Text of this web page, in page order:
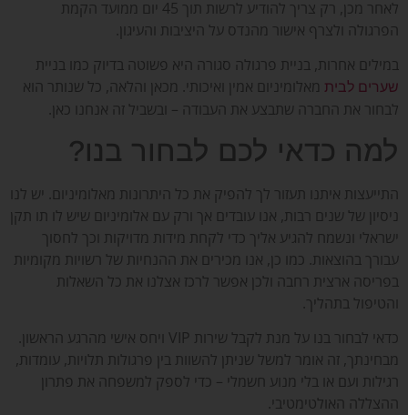
לאחר מכן, רק צריך להודיע לרשות תוך 45 יום ממועד הקמת
הפרגולה ולצרף אישור מהנדס על היציבות והעיגון.
במילים אחרות, בניית פרגולה סגורה היא פשוטה בדיוק כמו בניית
שערים לבית מאלומיניום אמין ואיכותי. מכאן והלאה, כל שנותר הוא
לבחור את החברה שתבצע את העבודה – ובשביל זה אנחנו כאן.
למה כדאי לכם לבחור בנו?
התייעצות איתנו תעזור לך להפיק את כל היתרונות מאלומיניום. יש לנו
ניסיון של שנים רבות, אנו עובדים אך ורק עם אלומיניום שיש לו תו תקן
ישראלי ונשמח להגיע אליך כדי לקחת מידות מדויקות וכך לחסוך
עבורך בהוצאות. כמו כן, אנו מכירים את ההנחיות של רשויות מקומיות
בפריסה ארצית רחבה ולכן אפשר לרכז אצלנו את כל השאלות
והטיפול בתהליך.
כדאי לבחור בנו על מנת לקבל שירות VIP ויחס אישי מהרגע הראשון.
מבחינתך, זה אומר למשל שניתן להשוות בין פרגולות תלויות, עומדות,
רגילות ועם או בלי מנוע חשמלי – כדי לספק למשפחה את פתרון
ההצללה האולטימטיבי.